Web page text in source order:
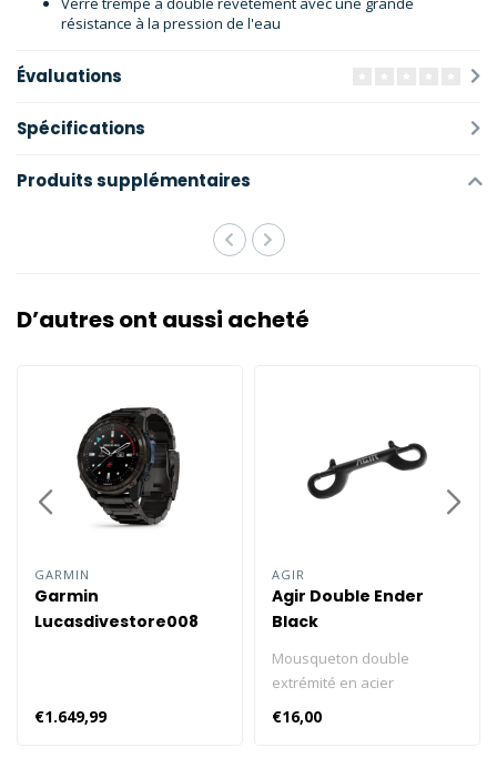
résistance à la pression de l'eau
Évaluations
Spécifications
Produits supplémentaires
D’autres ont aussi acheté
GARMIN
Garmin
Lucasdivestore008
€1.649,99
AGIR
Agir Double Ender
Black
Mousqueton double
extrémité en acier
inoxydable. Idéal pour
attacher des accessoires
€16,00